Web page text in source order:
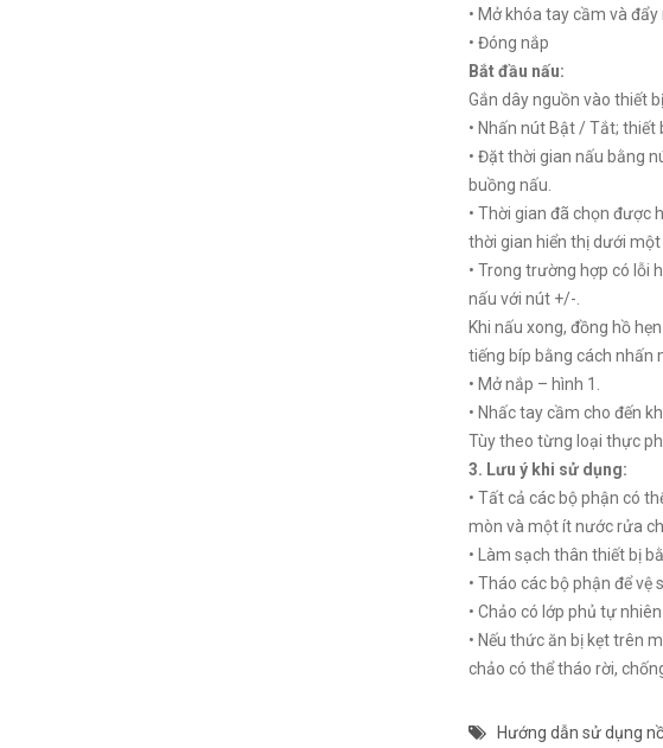
• Mở khóa tay cầm và
• Đóng nắp
Bắt đầu nấu:
Gắn dây nguồn vào thiết
• Nhấn nút Bật / Tắt; thiết
• Đặt thời gian nấu bằng
buồng nấu.
• Thời gian đã chọn được
thời gian hiển thị dưới một
• Trong trường hợp có lỗi
nấu với nút +/-.
Khi nấu xong, đồng hồ
tiếng bíp bằng cách nhấn
• Mở nắp – hình 1.
• Nhấc tay cầm cho đến
Tùy theo từng loại thực
3. Lưu ý khi sử dụng:
• Tất cả các bộ phận có
mòn và một ít nước rửa
• Làm sạch thân thiết bị
• Tháo các bộ phận để vệ
• Chảo có lớp phủ tự
• Nếu thức ăn bị kẹt trên
chảo có thể tháo rời,
Hướng dẫn sử dụng